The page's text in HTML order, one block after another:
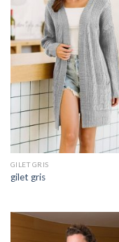
GILET GRIS
gilet gris